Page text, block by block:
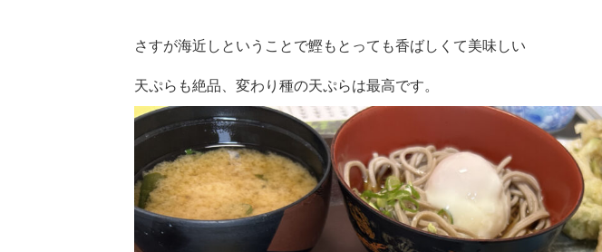
さすが海近しということで鰹もとっても香ばしくて美味しい
天ぷらも絶品、変わり種の天ぷらは最高です。